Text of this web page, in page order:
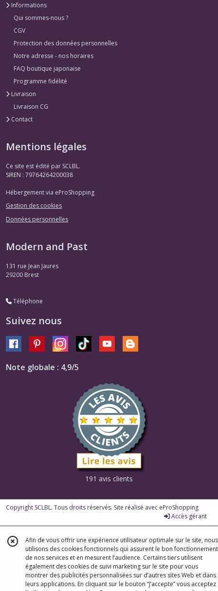
Informations
Qui sommes-nous ?
CGV
Protection des données personnelles
Notre adresse - nos horaires
FAQ boutique japonaise
Programme fidélité
Livraison
Livraison CG
Contact
Mentions légales
Ce site est édité par SCLBL.
SIREN : 79764264200038
Hébergement via eProShopping
Gestion des cookies
Données personnelles
Modern and Past
131 rue Jean Jaures
29200 Brest
Téléphone
Suivez nous
Note globale : 4,9/5
191 avis clients
Copyright SCLBL. Tous droits réservés. Site réalisé avec eProShopping
Accès gérant
Afin de vous offrir une expérience utilisateur optimale sur le site, nous
utilisons des cookies fonctionnels qui assurent le bon fonctionnement
de nos services et en mesurent l’audience. Certains tiers utilisent
également des cookies de suivi marketing sur le site pour vous
montrer des publicités personnalisées sur d’autres sites Web et dans
leurs applications. En cliquant sur le bouton “J’accepte” vous acceptez